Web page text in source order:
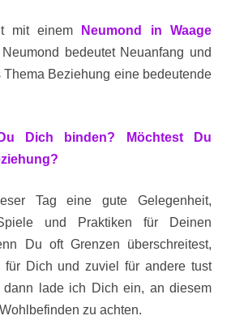
mit einem
Neumond in Waage
bedeutet Neuanfang und
Thema Beziehung eine bedeutende
Dich binden? Möchtest Du
Tag eine gute Gelegenheit,
und Praktiken für Deinen
Du oft Grenzen überschreitest,
für Dich und zuviel für andere tust
dann lade ich Dich ein, an diesem
zu achten.